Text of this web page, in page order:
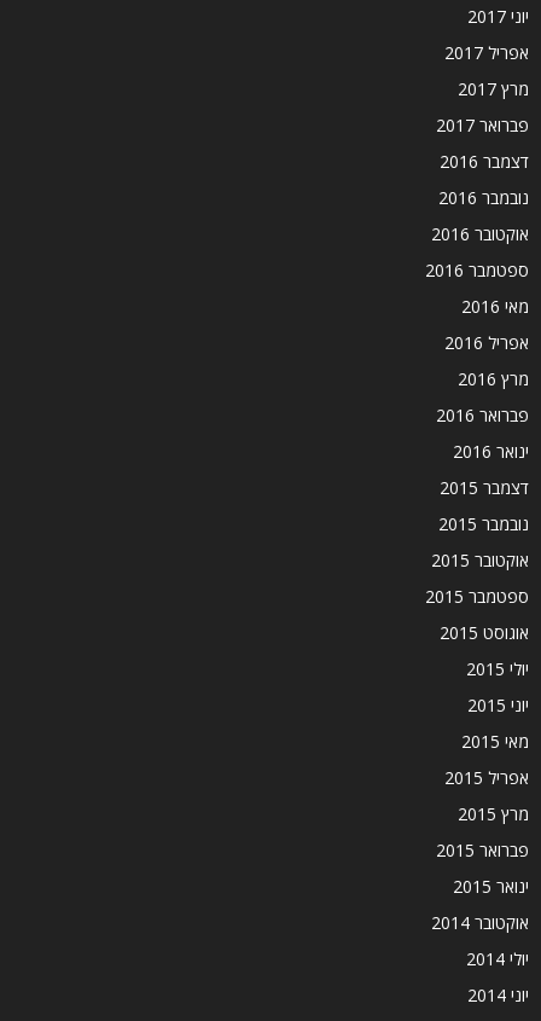
יוני 2017
אפריל 2017
מרץ 2017
פברואר 2017
דצמבר 2016
נובמבר 2016
אוקטובר 2016
ספטמבר 2016
מאי 2016
אפריל 2016
מרץ 2016
פברואר 2016
ינואר 2016
דצמבר 2015
נובמבר 2015
אוקטובר 2015
ספטמבר 2015
אוגוסט 2015
יולי 2015
יוני 2015
מאי 2015
אפריל 2015
מרץ 2015
פברואר 2015
ינואר 2015
אוקטובר 2014
יולי 2014
יוני 2014